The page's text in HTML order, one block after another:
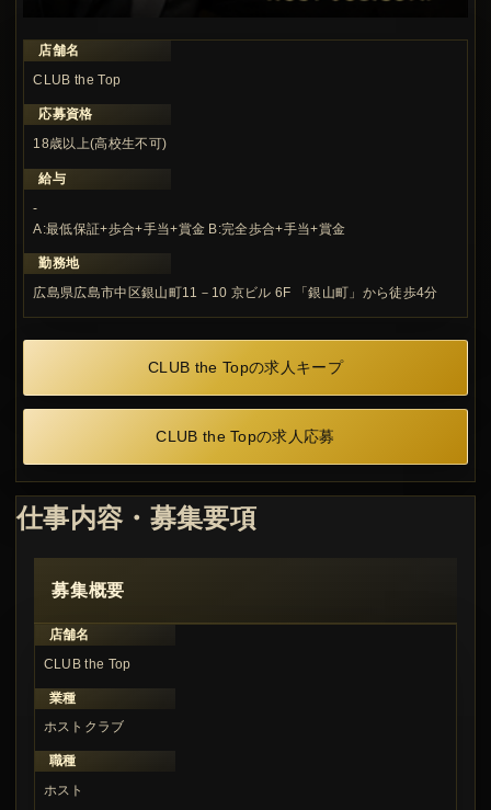
この求人の注目ポイント
店舗名
CLUB the Top
応募資格
18歳以上(高校生不可)
給与
-
A:最低保証+歩合+手当+賞金 B:完全歩合+手当+賞金
勤務地
広島県広島市中区銀山町11－10 京ビル 6F 「銀山町」から徒歩4分
CLUB the Topの求人キープ
CLUB the Topの求人応募
仕事内容・募集要項
募集概要
店舗名
CLUB the Top
業種
ホストクラブ
職種
ホスト